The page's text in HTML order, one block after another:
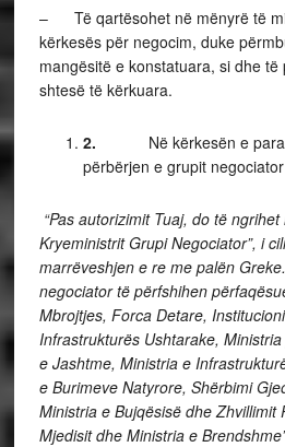
– Të qartësohet në mënyrë të
kërkesës për negocim, duke
mangësitë e konstatuara, si dhe
shtesë të kërkuara.
2. Në kërkesën e
përbërjen e grupit
“Pas autorizimit Tuaj, do të
Kryeministrit Grupi Negociator”, i
marrëveshjen e re me palën
negociator të përfshihen
Mbrojtjes, Forca Detare,
Infrastrukturës Ushtarake,
e Jashtme, Ministria e
e Burimeve Natyrore, Shërbimi
Ministria e Bujqësisë dhe Zhvillimit
Mjedisit dhe Ministria e